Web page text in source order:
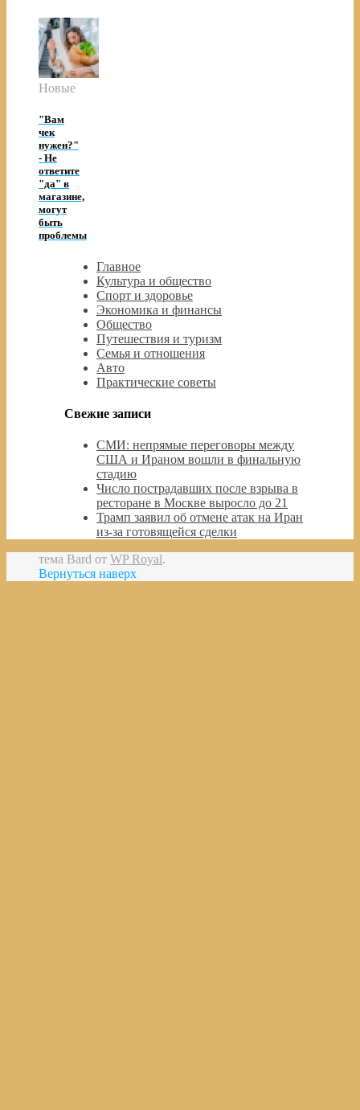
Новые
"Вам
чек
нужен?"
- Не
ответите
"да" в
магазине,
могут
быть
проблемы
Главное
Культура и общество
Спорт и здоровье
Экономика и финансы
Общество
Путешествия и туризм
Семья и отношения
Авто
Практические советы
Свежие записи
СМИ: непрямые переговоры между
США и Ираном вошли в финальную
стадию
Число пострадавших после взрыва в
ресторане в Москве выросло до 21
Трамп заявил об отмене атак на Иран
из-за готовящейся сделки
тема Bard от WP Royal.
Вернуться наверх